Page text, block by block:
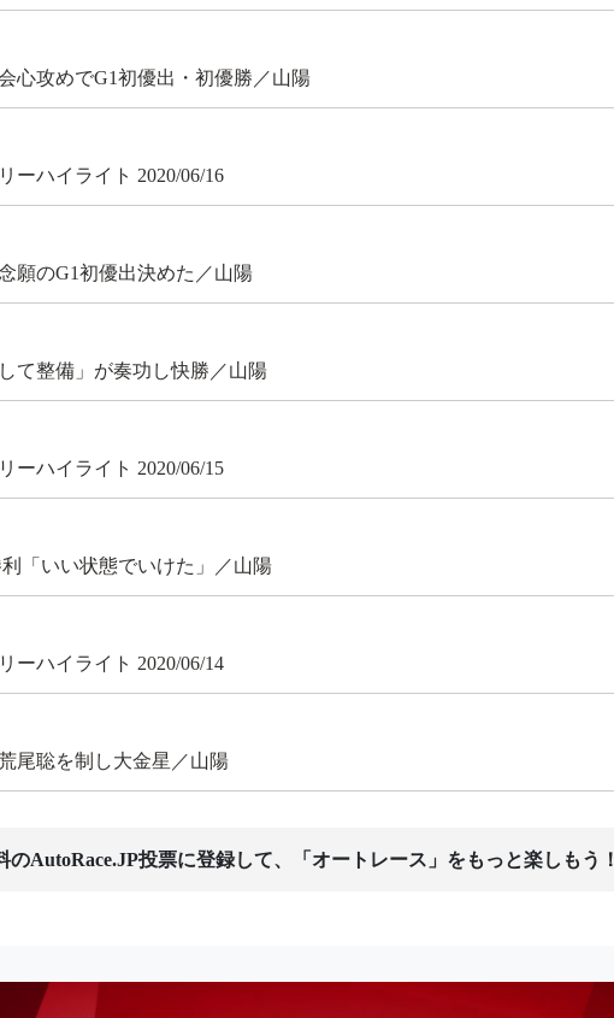
心攻めでG1初優出・初優勝／山陽
ーハイライト 2020/06/16
願のG1初優出決めた／山陽
て整備」が奏功し快勝／山陽
ーハイライト 2020/06/15
「いい状態でいけた」／山陽
ーハイライト 2020/06/14
尾聡を制し大金星／山陽
のAutoRace.JP投票に登録して、「オートレース」をもっと楽しもう！